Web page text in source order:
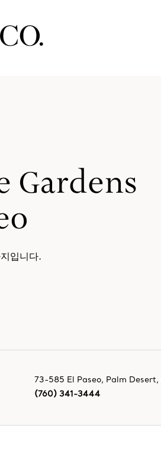
Gardens
입니다.
73-585 El Paseo, Palm Desert,
(760) 341-3444